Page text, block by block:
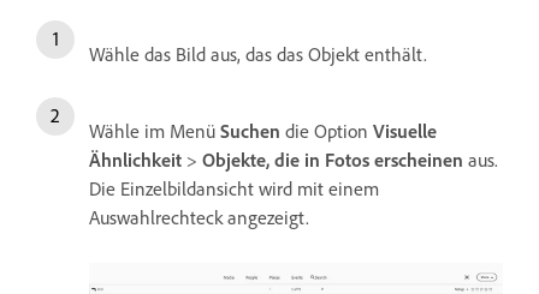
Wähle das Bild aus, das das Objekt enthält.
Wähle im Menü Suchen die Option Visuelle
Ähnlichkeit > Objekte, die in Fotos erscheinen aus.
Die Einzelbildansicht wird mit einem
Auswahlrechteck angezeigt.